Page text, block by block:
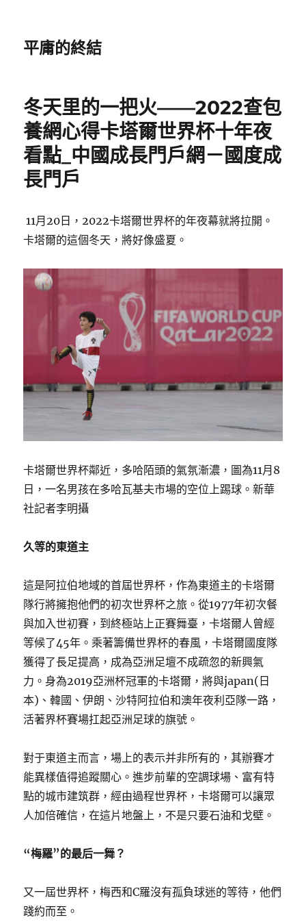
平庸的終結
冬天里的一把火——2022查包
養網心得卡塔爾世界杯十年夜
看點_中國成長門戶網－國度成
長門戶
11月20日，2022卡塔爾世界杯的年夜幕就將拉開。
卡塔爾的這個冬天，將好像盛夏。
卡塔爾世界杯鄰近，多哈陌頭的氣氛漸濃，圖為11月8
日，一名男孩在多哈瓦基夫市場的空位上踢球。新華
社記者李明攝
久等的東道主
這是阿拉伯地域的首屆世界杯，作為東道主的卡塔爾
隊行將擁抱他們的初次世界杯之旅。從1977年初次餐
與加入世初賽，到終極站上正賽舞臺，卡塔爾人曾經
等候了45年。乘著籌備世界杯的春風，卡塔爾國度隊
獲得了長足提高，成為亞洲足壇不成疏忽的新興氣
力。身為2019亞洲杯冠軍的卡塔爾，將與japan(日
本)、韓國、伊朗、沙特阿拉伯和澳年夜利亞隊一路，
活著界杯賽場扛起亞洲足球的旗號。
對于東道主而言，場上的表示并非所有的，其辦賽才
能異樣值得追蹤關心。進步前輩的空調球場、富有特
點的城市建筑群，經由過程世界杯，卡塔爾可以讓眾
人加倍確信，在這片地盤上，不是只要石油和戈壁。
“梅羅”的最后一舞？
又一屆世界杯，梅西和C羅沒有孤負球迷的等待，他們
踐約而至。